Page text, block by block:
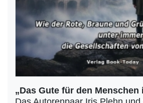
„Das Gute für den Menschen